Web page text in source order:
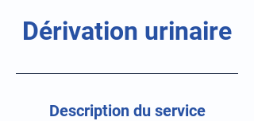
Dérivation urinaire
Description du service